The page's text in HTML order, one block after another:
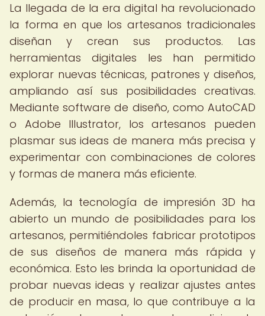
La llegada de la era digital ha revolucionado
la forma en que los artesanos tradicionales
diseñan y crean sus productos. Las
herramientas digitales les han permitido
explorar nuevas técnicas, patrones y diseños,
ampliando así sus posibilidades creativas.
Mediante software de diseño, como AutoCAD
o Adobe Illustrator, los artesanos pueden
plasmar sus ideas de manera más precisa y
experimentar con combinaciones de colores
y formas de manera más eficiente.
Además, la tecnología de impresión 3D ha
abierto un mundo de posibilidades para los
artesanos, permitiéndoles fabricar prototipos
de sus diseños de manera más rápida y
económica. Esto les brinda la oportunidad de
probar nuevas ideas y realizar ajustes antes
de producir en masa, lo que contribuye a la